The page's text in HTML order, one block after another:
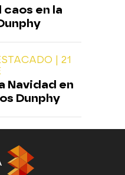
caos en la
| 21
Navidad en
Dunphy